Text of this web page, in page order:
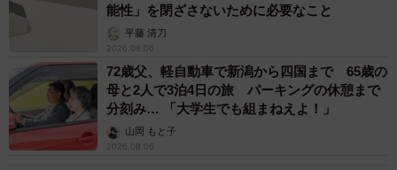
能性」を閉ざさないために必要なこと
平藤 清刀
2026.08.06
72歳父、軽自動車で新潟から四国まで 65歳の
母と2人で3泊4日の旅 パーキングの休憩まで
分刻み… 「大学生でも組まねえよ！」
山岡 もと子
2026.08.06